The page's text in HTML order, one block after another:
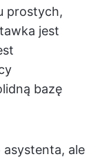
prostych,
jest
bazę
ale